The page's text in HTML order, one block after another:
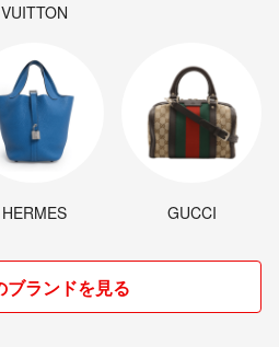
VUITTON
HERMES GUCCI
ブランドを見る